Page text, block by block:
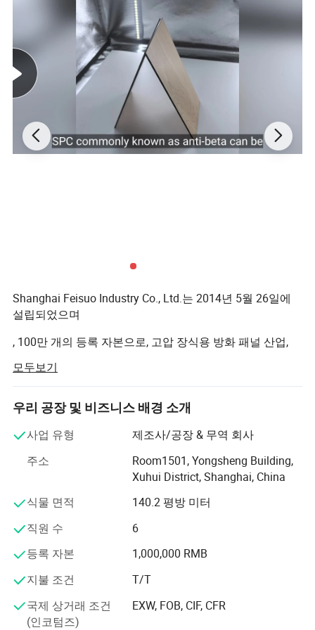
Shanghai Feisuo Industry Co., Ltd.는 2014년 5월 26일에
설립되었으며
, 100만 개의 등록 자본으로, 고압 장식용 방화 패널 산업,
제작, A급 방화벽 패널 시스템 솔루션 및 조립형 벽 시스템,
인테리어 장식용 패널 및 판매 전문 회사입니다
. 인테리어 장식용 패널의 생산 및 판매를 전문으로 하는 회
사입니다.
고압 장식용 방화 패널 업계에서 깊은 역사와 풍부한 경험
을 보유하고 있으며, 또한 병원을 위한 동급 방화벽 패널 시
스템 솔루션을 제공하고 있습니다.
솔루션 공급업체.
"신사의 팬더, 그리고 그의 글도 Fei입니다.
"Shanghai Feisuo Industry Co., Ltd.는 항상 업계의 최신 지
위로, 업계 리더인 기술 선진기업들에게 지속적으로 배우고
스스로 개선하여 업계 최고의 결과를 달성할 수 있도록 해
모두보기
우리 공장 및 비즈니스 배경 소개
사업 유형
제조사/공장 & 무역 회사
주소
Room1501, Yongsheng Building,
Xuhui District, Shanghai, China
식물 면적
140.2 평방 미터
직원 수
6
등록 자본
1,000,000 RMB
지불 조건
T/T
국제 상거래 조건
(인코텀즈)
EXW, FOB, CIF, CFR